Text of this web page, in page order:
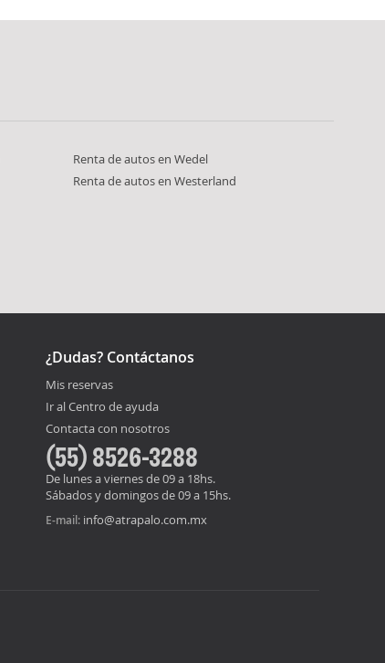
Renta de autos en Wedel
Renta de autos en Westerland
¿Dudas? Contáctanos
Mis reservas
Ir al Centro de ayuda
Contacta con nosotros
(55) 8526-3288
De lunes a viernes de 09 a 18hs.
Sábados y domingos de 09 a 15hs.
E-mail: info@atrapalo.com.mx